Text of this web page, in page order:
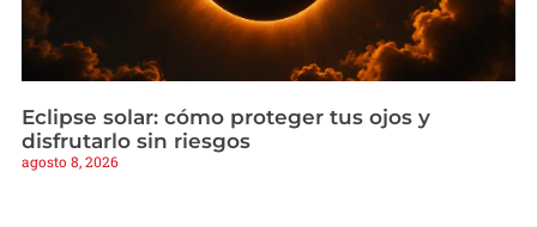
Eclipse solar: cómo proteger tus ojos y
disfrutarlo sin riesgos
agosto 8, 2026